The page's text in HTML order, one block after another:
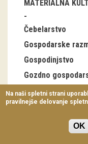
dogodki
Koledar
Prireditve
Predavanja
Delavnice
Vodeni ogledi
MATERIALNA
Čebelarstvo
Gospodarske
Gospodinjstvo
Gozdno
Industrija
Lov, ribolov
Nabiralništvo
Notranja oprema
Na naši spletni strani
pravilnejše delovanje
OK